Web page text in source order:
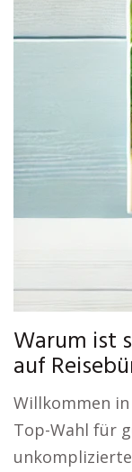
Warum ist
auf
Willkommen
Top-Wahl für